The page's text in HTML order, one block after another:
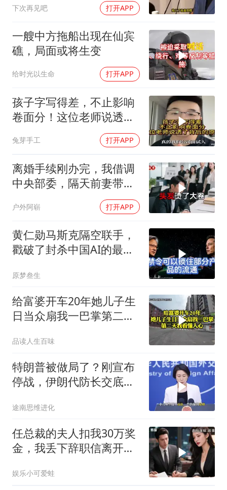
中国经济展现强大韧性和活力
下次再见吧 打开APP
一艘中方拖船出现在仙宾
礁，局面或将生变
给时光以生命 打开APP
孩子字写得差，不止影响
卷面分！这位老师说透了
兔芽手工 打开APP
离婚手续刚办完，我借调
中央部委，隔天前妻带新
户外阿崭 打开APP
黄仁勋马斯克隔空联手，
戳破了封杀中国AI的最大
原梦叁生
给富婆开车20年她儿子生
日当众扇我一巴掌第二天
品读人生百味
特朗普被做局了？刚宣布
停战，伊朗代防长交底，
途南思维进化
任总裁的夫人扣我30万奖
金，我丢下辞职信离开，
你签约
娱乐小可爱蛙